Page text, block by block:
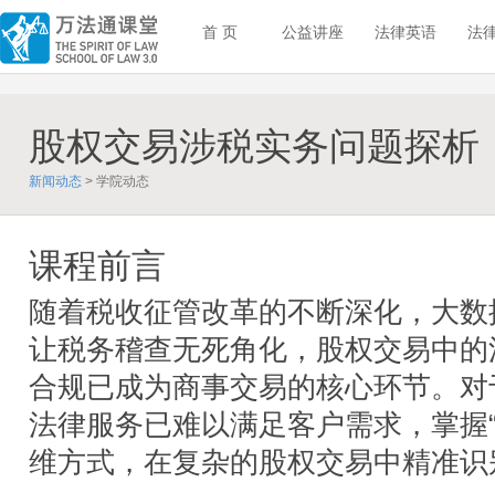
首 页 公益讲座 法律英语 法
股权交易涉税实务问题探析
新闻动态 > 学院动态
课程前言
随着税收征管改革的不断深化，大
让税务稽查无死角化，股权交易中
合规已成为商事交易的核心环节。
法律服务已难以满足客户需求，掌握
维方式，在复杂的股权交易中精准